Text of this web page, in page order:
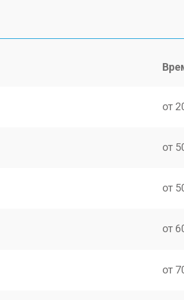
от
от
от
от
от